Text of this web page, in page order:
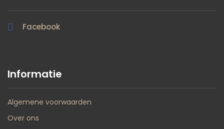
Facebook
Informatie
Algemene voorwaarden
Over ons